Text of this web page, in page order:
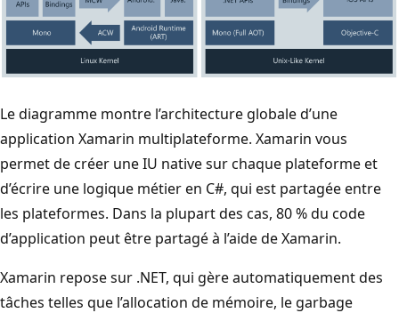
Le diagramme montre l’architecture globale d’une
application Xamarin multiplateforme. Xamarin vous
permet de créer une IU native sur chaque plateforme et
d’écrire une logique métier en C#, qui est partagée entre
les plateformes. Dans la plupart des cas, 80 % du code
d’application peut être partagé à l’aide de Xamarin.
Xamarin repose sur .NET, qui gère automatiquement des
tâches telles que l’allocation de mémoire, le garbage